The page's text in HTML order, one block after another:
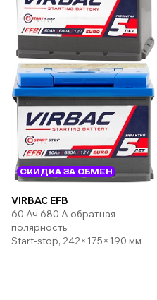
СКИДКА ЗА ОБМЕН
VIRBAC EFB
60 Ач 680 А обратная
полярность
Start-stop, 242×175×190 мм